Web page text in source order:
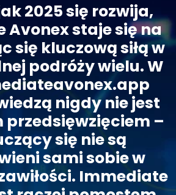
2025 się rozwija,
Avonex staje się na
się kluczową siłą w
podróży wielu. W
nigdy nie jest
–
się nie są
sami sobie w
Immediate